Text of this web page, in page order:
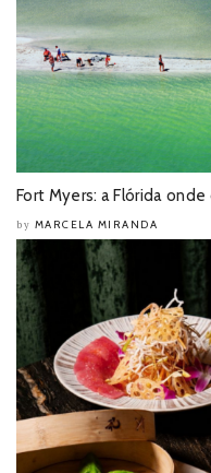
Fort Myers: a Flórida
by MARCELA MIRANDA